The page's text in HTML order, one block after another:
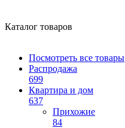
Каталог товаров
Посмотреть все товары
Распродажа
699
Квартира и дом
637
Прихожие
84